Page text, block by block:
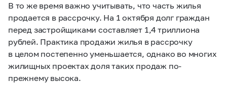
В то же время важно учитывать, что часть жилья
продается в рассрочку. На 1 октября долг граждан
перед застройщиками составляет 1,4 триллиона
рублей. Практика продажи жилья в рассрочку
в целом постепенно уменьшается, однако во многих
жилищных проектах доля таких продаж по-
прежнему высока.